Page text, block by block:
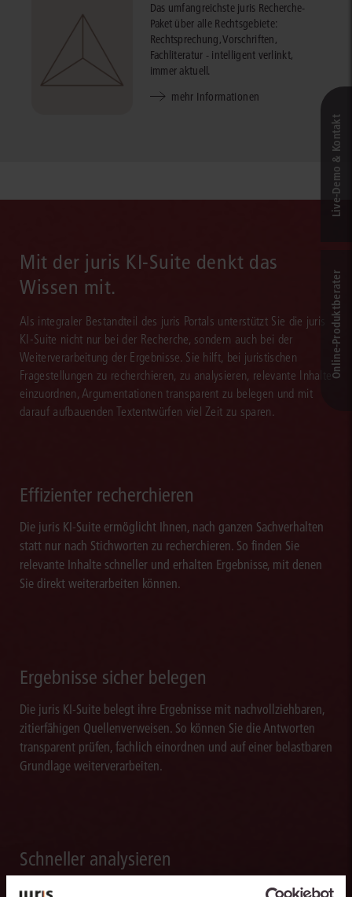
Das umfangreichste juris Recherche-
Paket über alle Rechtsgebiete:
Rechtsprechung, Vorschriften,
Fachliteratur - intelligent verlinkt,
immer aktuell.
mehr Informationen
Mit der juris KI-Suite denkt das
Wissen mit.
Als integraler Bestandteil des juris Portals unterstützt Sie die juris
KI-Suite nicht nur bei der Recherche, sondern auch bei der
Weiterverarbeitung der Ergebnisse. Sie hilft, bei juristischen
Fragestellungen zu recherchieren, zu analysieren, relevante Inhalte
einzuordnen, Argumentationen transparent zu belegen und mit
darauf aufbauenden Textentwürfen viel Zeit zu sparen.
Effizienter recherchieren
Die juris KI-Suite ermöglicht Ihnen, nach ganzen Sachverhalten
statt nur nach Stichworten zu recherchieren. So finden Sie
relevante Inhalte schneller und erhalten Ergebnisse, mit denen
Sie direkt weiterarbeiten können.
Ergebnisse sicher belegen
Die juris KI-Suite belegt ihre Ergebnisse mit nachvollziehbaren,
zitierfähigen Quellenverweisen. So können Sie die Antworten
transparent prüfen, fachlich einordnen und auf einer belastbaren
Grundlage weiterverarbeiten.
Schneller analysieren
Die juris KI-Suite beschleunigt die Analyse komplexer
Live‑Demo & Kontakt
Online-Produkt­berater